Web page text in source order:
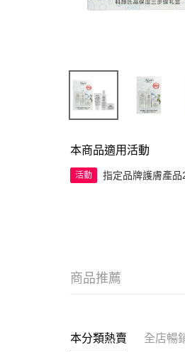
本商品適用活動
活動 指定品牌護膚產品
商品推薦
本分類熱賣 全店暢